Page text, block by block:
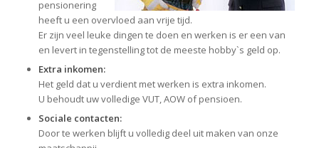
pensionering
heeft u een overvloed aan vrije tijd.
Er zijn veel leuke dingen te doen en werken is er een van
en levert in tegenstelling tot de meeste hobby`s geld op.
Extra inkomen:
Het geld dat u verdient met werken is extra inkomen.
U behoudt uw volledige VUT, AOW of pensioen.
Sociale contacten:
Door te werken blijft u volledig deel uit maken van onze